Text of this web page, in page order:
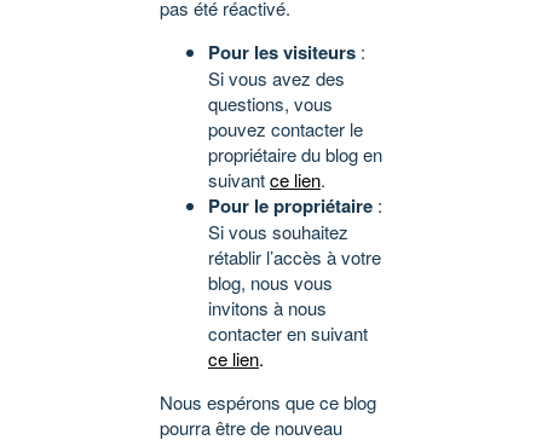
pas été réactivé.
Pour les visiteurs :
Si vous avez des
questions, vous
pouvez contacter le
propriétaire du blog en
suivantce lien.
Pour le propriétaire :
Si vous souhaitez
rétablir l’accès à votre
blog, nous vous
invitons à nous
contacter en suivant
ce lien.
Nous espérons que ce blog
pourra être de nouveau